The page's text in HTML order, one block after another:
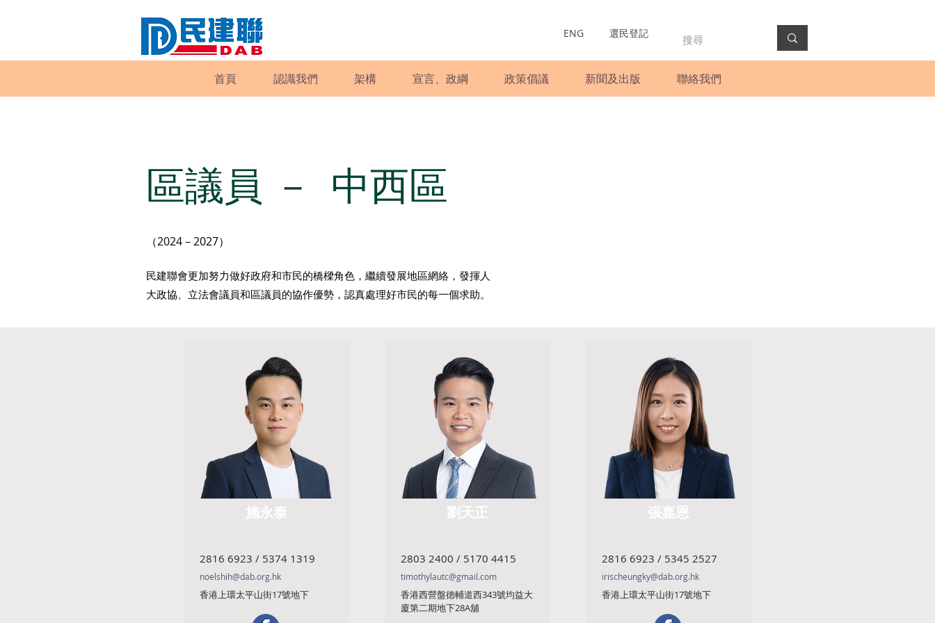
ENG 選民登記
首頁 認識我們 架構 宣言、政綱 政策倡議 新聞及出版 聯絡我們
區議員 － 中西區
（2024－2027）
民建聯會更加努力做好政府和市民的橋樑角色，繼續發展地區網絡，發揮人
大政協、立法會議員和區議員的協作優勢，認真處理好市民的每一個求助。
施永泰
2816 6923 / 5374 1319
noelshih@dab.org.hk
香港上環太平山街17號地下
劉天正
2803 2400 / 5170 4415
timothylautc@gmail.com
香港西營盤德輔道西343號均益大
廈第二期地下28A舖
張嘉恩
2816 6923 / 5345 2527
irischeungky@dab.org.hk
香港上環太平山街17號地下